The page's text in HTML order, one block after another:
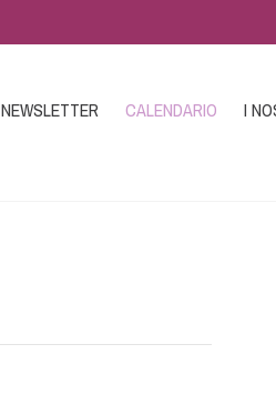
NEWSLETTER CALENDARIO I